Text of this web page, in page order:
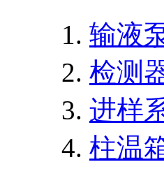
输液
检测
进样
柱温